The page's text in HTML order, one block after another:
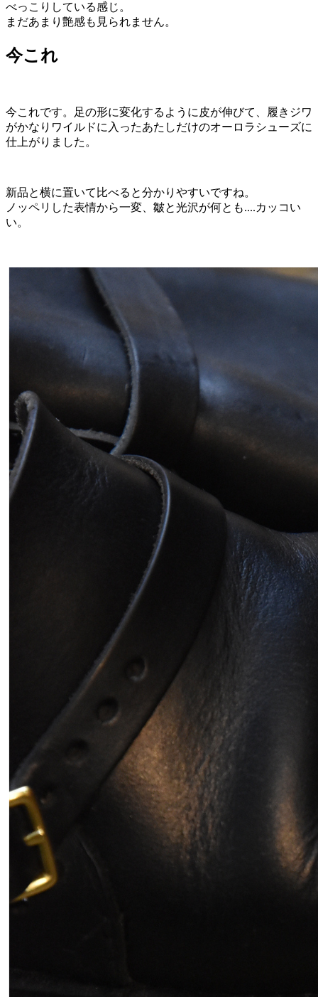
べっこりしている感じ。
まだあまり艶感も見られません。
今これ
今これです。足の形に変化するように皮が伸びて、履きジワ
がかなりワイルドに入ったあたしだけのオーロラシューズに
仕上がりました。
新品と横に置いて比べると分かりやすいですね。
ノッペリした表情から一変、皺と光沢が何とも....カッコい
い。